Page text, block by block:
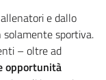
e dallo
solamente sportiva.
– oltre ad
opportunità